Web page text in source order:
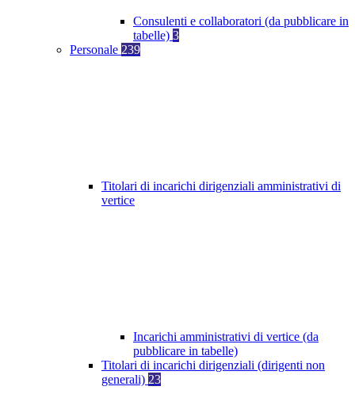
Consulenti e collaboratori (da pubblicare in
tabelle) 3
Personale 239
Titolari di incarichi dirigenziali amministrativi di
vertice
Incarichi amministrativi di vertice (da
pubblicare in tabelle)
Titolari di incarichi dirigenziali (dirigenti non
generali) 23